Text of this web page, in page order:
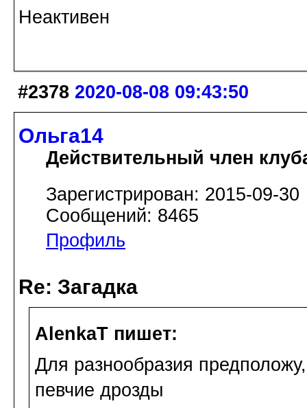
Неактивен
#2378 2020-08-08 09:43:50
Ольга14
Действительный член
Зарегистрирован: 2015-09-30
Сообщений: 8465
Профиль
Re: Загадка
AlenkaT пишет:
Для разнообразия
певчие дрозды